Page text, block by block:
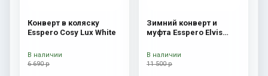
Конверт в коляску
Esspero Cosy Lux White
6 690 р
В наличии
Зимний конверт и
муфта Esspero Elvis
11 500 р
В наличии